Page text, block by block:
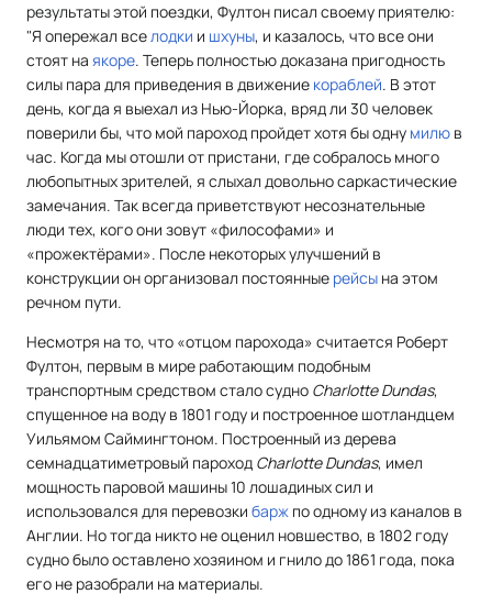
результаты этой поездки, Фултон писал своему приятелю:
"Я опережал вселодки и шхуны, и казалось, что все они
стоят на якоре. Теперь полностью доказана пригодность
силы пара для приведения в движение кораблей. В этот
день, когда я выехал из Нью-Йорка, вряд ли 30 человек
поверили бы, что мой пароход пройдет хотя бы одну милю в
час. Когда мы отошли от пристани, где собралось много
любопытных зрителей, я слыхал довольно саркастические
замечания. Так всегда приветствуют несознательные
люди тех, кого они зовут «философами» и
«прожектёрами». После некоторых улучшений в
конструкции он организовал постоянные рейсы на этом
речном пути.
Несмотря на то, что «отцом парохода» считается Роберт
Фултон, первым в мире работающим подобным
транспортным средством стало судно Charlotte Dundas,
спущенное на воду в 1801 году и построенное шотландцем
Уильямом Саймингтоном. Построенный из дерева
семнадцатиметровый пароход Charlotte Dundas, имел
мощность паровой машины 10 лошадиных сил и
использовался для перевозки барж по одному из каналов в
Англии. Но тогда никто не оценил новшество, в 1802 году
судно было оставлено хозяином и гнило до 1861 года, пока
его не разобрали на материалы.